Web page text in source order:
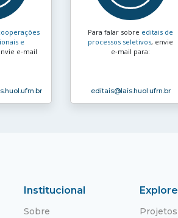
e
e‑mail
Para falar sobre editais de
processos seletivos, envie
e‑mail para:
editais@lais.huol.ufrn.br
Institucional
Sobre
Explore
Projetos